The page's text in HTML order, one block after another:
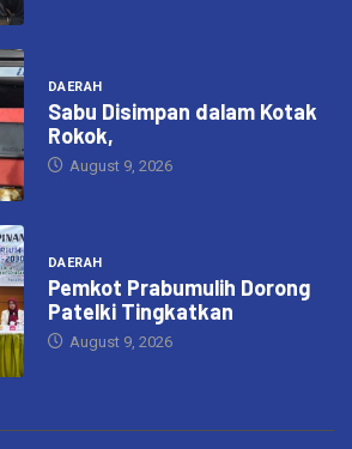
DAERAH
Sabu Disimpan dalam Kotak
Rokok,
August 9, 2026
DAERAH
Pemkot Prabumulih Dorong
Patelki Tingkatkan
August 9, 2026